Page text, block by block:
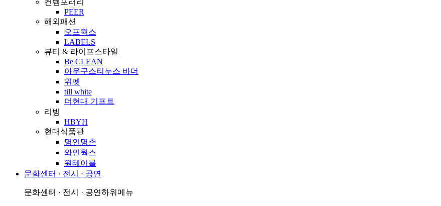
PEER
해외패션
오프웍스
LABELS
뷰티 & 라이프스타일
Be CLEAN
아우구스티누스 바더
위펫
till white
더현대 기프트
리빙
HBYH
현대식품관
명인명촌
와인웍스
원테이블
문화센터 · 전시 · 공연
문화센터 · 전시 · 공연하위메뉴